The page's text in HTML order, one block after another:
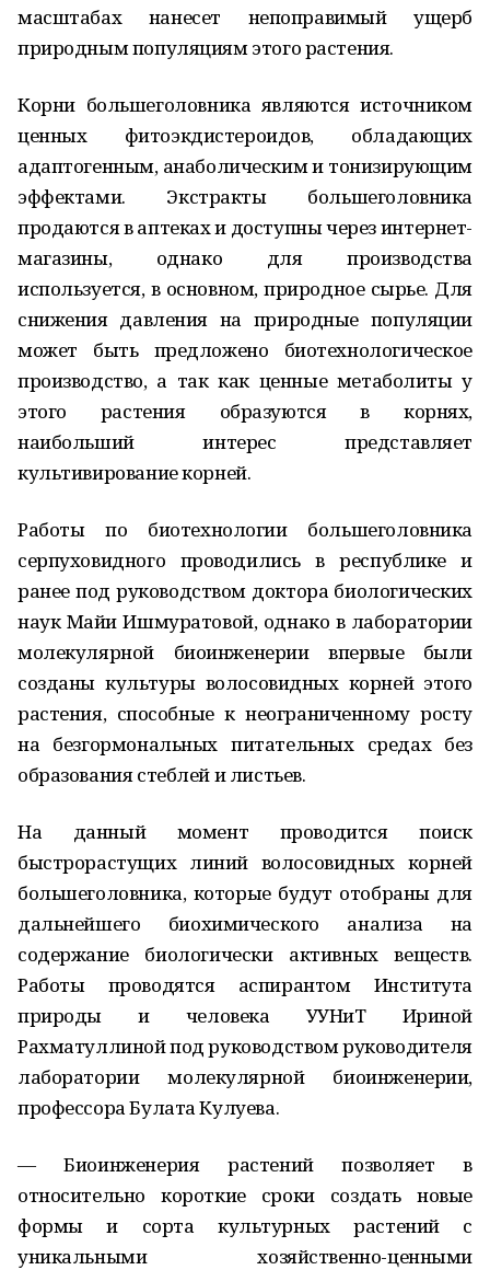
масштабах нанесет непоправимый ущерб
природным популяциям этого растения.
Корни большеголовника являются источником
ценных фитоэкдистероидов, обладающих
адаптогенным, анаболическим и тонизирующим
эффектами. Экстракты большеголовника
продаются в аптеках и доступны через интернет-
магазины, однако для производства
используется, в основном, природное сырье. Для
снижения давления на природные популяции
может быть предложено биотехнологическое
производство, а так как ценные метаболиты у
этого растения образуются в корнях,
наибольший интерес представляет
культивирование корней.
Работы по биотехнологии большеголовника
серпуховидного проводились в республике и
ранее под руководством доктора биологических
наук Майи Ишмуратовой, однако в лаборатории
молекулярной биоинженерии впервые были
созданы культуры волосовидных корней этого
растения, способные к неограниченному росту
на безгормональных питательных средах без
образования стеблей и листьев.
На данный момент проводится поиск
быстрорастущих линий волосовидных корней
большеголовника, которые будут отобраны для
дальнейшего биохимического анализа на
содержание биологически активных веществ.
Работы проводятся аспирантом Института
природы и человека УУНиТ Ириной
Рахматуллиной под руководством руководителя
лаборатории молекулярной биоинженерии,
профессора Булата Кулуева.
— Биоинженерия растений позволяет в
относительно короткие сроки создать новые
формы и сорта культурных растений с
уникальными хозяйственно-ценными